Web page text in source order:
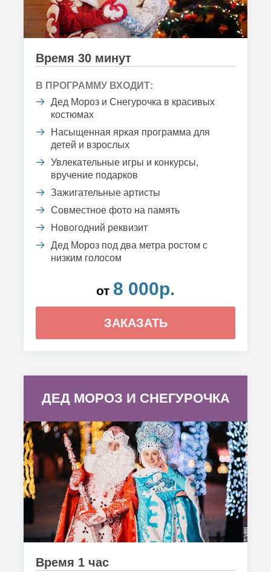
Время 30 минут
В ПРОГРАММУ ВХОДИТ:
Дед Мороз и Снегурочка в красивых
костюмах
Насыщенная яркая программа для
детей и взрослых
Увлекательные игры и конкурсы,
вручение подарков
Зажигательные артисты
Совместное фото на память
Новогодний реквизит
Дед Мороз под два метра ростом с
низким голосом
от 8 000р.
ЗАКАЗАТЬ
ДЕД МОРОЗ И СНЕГУРОЧКА
Время 1 час